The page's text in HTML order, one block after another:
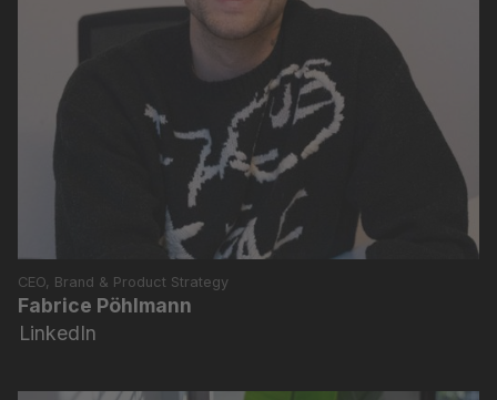
CEO, Brand & Product Strategy
Fabrice Pöhlmann
LinkedIn